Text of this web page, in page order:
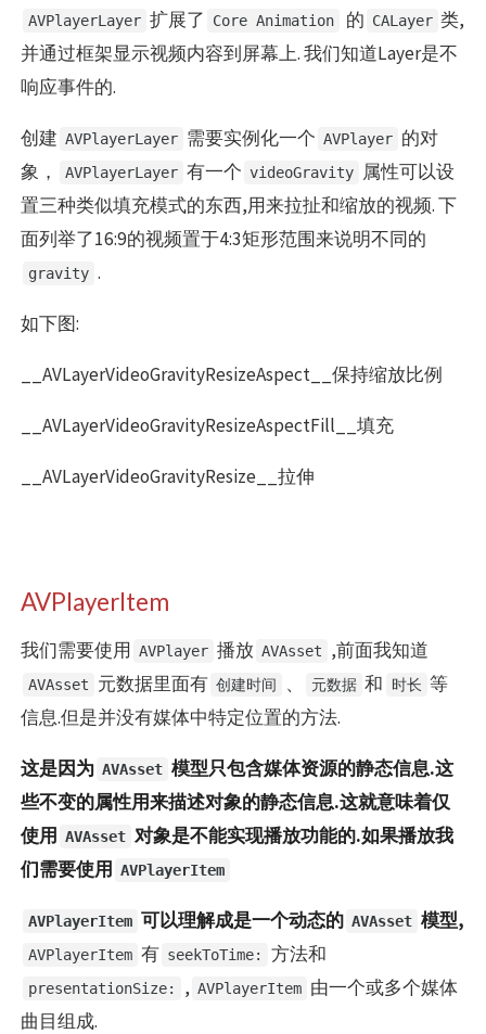
AVPlayerLayer 扩展了 Core Animation 的 CALayer 类,
并通过框架显示视频内容到屏幕上. 我们知道Layer是不
响应事件的.
创建 AVPlayerLayer 需要实例化一个 AVPlayer 的对
象，
AVPlayerLayer 有一个 videoGravity
属性可以设
置三种类似填充模式的东西,用来拉扯和缩放的视频. 下
面列举了16:9的视频置于4:3矩形范围来说明不同的
gravity .
如下图:
__AVLayerVideoGravityResizeAspect__保持缩放比例
__AVLayerVideoGravityResizeAspectFill__填充
__AVLayerVideoGravityResize__拉伸
AVPlayerItem
我们需要使用 AVPlayer 播放 AVAsset ,前面我知道
AVAsset 元数据里面有 创建时间 、 元数据 和 时长 等
信息.但是并没有媒体中特定位置的方法.
这是因为 AVAsset 模型只包含媒体资源的静态信息.这
些不变的属性用来描述对象的静态信息.这就意味着仅
使用
AVAsset 对象是不能实现播放功能的.如果播放我
们需要使用
AVPlayerItem
AVPlayerItem 可以理解成是一个动态的 AVAsset 模型,
AVPlayerItem 有 seekToTime: 方法和
presentationSize: , AVPlayerItem 由一个或多个媒体
曲目组成.